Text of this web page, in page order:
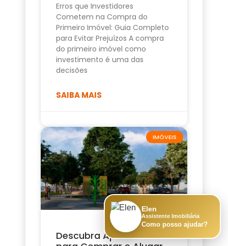
Erros que Investidores
Cometem na Compra do
Primeiro Imóvel: Guia Completo
para Evitar Prejuízos A compra
do primeiro imóvel como
investimento é uma das
decisões
SAIBA MAIS
IMÓVEIS
Descubra Apartamento
Elen
Assistente Imobiliária
Como posso ajudar?